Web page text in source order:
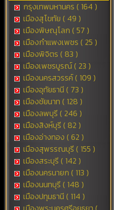
กรุงเทพมหานคร ( 164 )
เมืองสุโขทัย ( 49 )
เมืองพิษณุโลก ( 57 )
เมืองกำแพงเพชร ( 25 )
เมืองพิจิตร ( 83 )
เมืองเพชรบูรณ์ ( 23 )
เมืองนครสวรรค์ ( 109 )
เมืองอุทัยธานี ( 73 )
เมืองชัยนาท ( 128 )
เมืองลพบุรี ( 246 )
เมืองสิงห์บุรี ( 82 )
เมืองอ่างทอง ( 62 )
เมืองสุพรรณบุรี ( 155 )
เมืองสระบุรี ( 142 )
เมืองนครนายก ( 113 )
เมืองนนทบุรี ( 148 )
เมืองปทุมธานี ( 114 )